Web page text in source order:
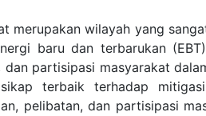
merupakan wilayah yang
baru dan terbarukan
dan partisipasi masyarakat
terbaik terhadap
pelibatan, dan partisipasi